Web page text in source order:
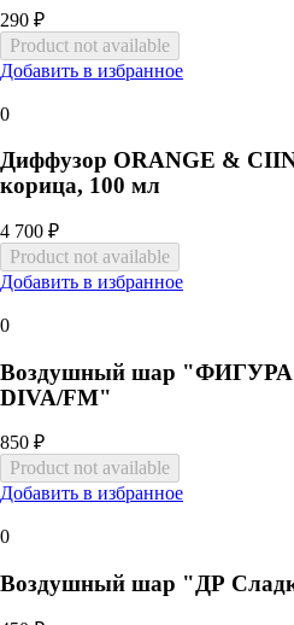
290 ₽
Добавить в избранное
0
Диффузор ORANGE &
корица, 100 мл
4 700 ₽
Добавить в избранное
0
Воздушный шар
DIVA/FM"
850 ₽
Добавить в избранное
0
Воздушный шар "ДР